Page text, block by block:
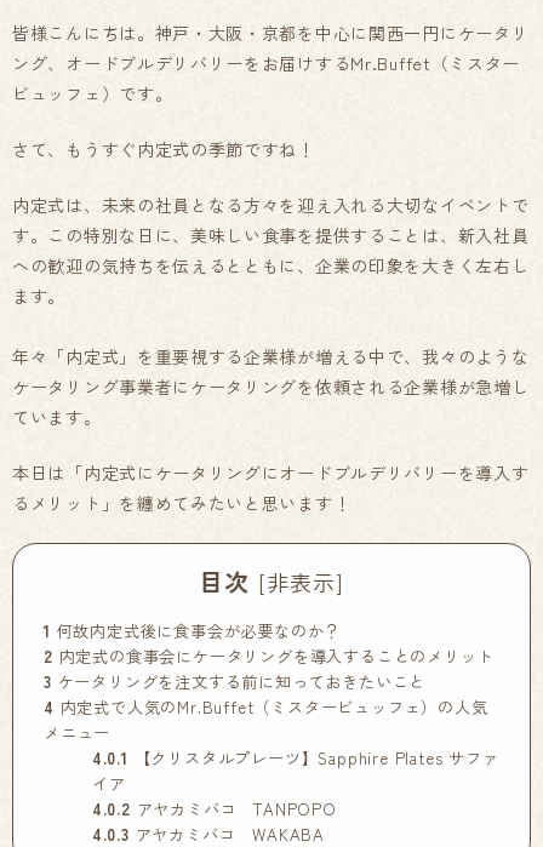
皆様こんにちは。神戸・大阪・京都を中心に関西一円にケータリ
ング、オードブルデリバリーをお届けするMr.Buffet（ミスター
ビュッフェ）です。
さて、もうすぐ内定式の季節ですね！
内定式は、未来の社員となる方々を迎え入れる大切なイベントで
す。この特別な日に、美味しい食事を提供することは、新入社員
への歓迎の気持ちを伝えるとともに、企業の印象を大きく左右し
ます。
年々「内定式」を重要視する企業様が増える中で、我々のような
ケータリング事業者にケータリングを依頼される企業様が急増し
ています。
本日は「内定式にケータリングにオードブルデリバリーを導入す
るメリット」を纏めてみたいと思います！
目次 [非表示]
1 何故内定式後に食事会が必要なのか？
2 内定式の食事会にケータリングを導入することのメリット
3 ケータリングを注文する前に知っておきたいこと
4 内定式で人気のMr.Buffet（ミスタービュッフェ）の人気
メニュー
4.0.1 【クリスタルプレーツ】Sapphire Plates サファ
イア
4.0.2 アヤカミバコ TANPOPO
4.0.3 アヤカミバコ WAKABA